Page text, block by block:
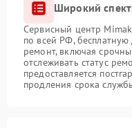
Широкий
Сервисный центр
по всей РФ, бесплатную
ремонт, включая
отслеживать статус
предоставляется
продления срока